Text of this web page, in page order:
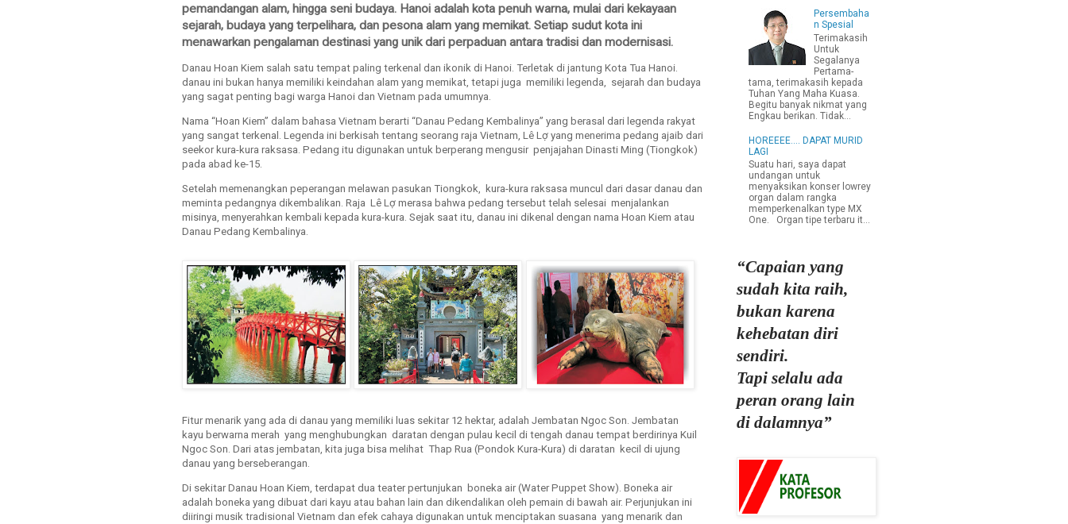
pemandangan alam, hingga seni budaya. Hanoi adalah kota penuh warna, mulai dari kekayaan
sejarah, budaya yang terpelihara, dan pesona alam yang memikat. Setiap sudut kota ini
menawarkan pengalaman destinasi yang unik dari perpaduan antara tradisi dan modernisasi.
Danau Hoan Kiem salah satu tempat paling terkenal dan ikonik di Hanoi. Terletak di jantung Kota Tua Hanoi.
danau ini bukan hanya memiliki keindahan alam yang memikat, tetapi juga memiliki legenda, sejarah dan budaya
yang sagat penting bagi warga Hanoi dan Vietnam pada umumnya.
Nama “Hoan Kiem” dalam bahasa Vietnam berarti “Danau Pedang Kembalinya” yang berasal dari legenda rakyat
yang sangat terkenal. Legenda ini berkisah tentang seorang raja Vietnam, Lê Lợ yang menerima pedang ajaib dari
seekor kura-kura raksasa. Pedang itu digunakan untuk berperang mengusir penjajahan Dinasti Ming (Tiongkok)
pada abad ke-15.
Setelah memenangkan peperangan melawan pasukan Tiongkok, kura-kura raksasa muncul dari dasar danau dan
meminta pedangnya dikembalikan. Raja Lê Lợ merasa bahwa pedang tersebut telah selesai menjalankan
misinya, menyerahkan kembali kepada kura-kura. Sejak saat itu, danau ini dikenal dengan nama Hoan Kiem atau
Danau Pedang Kembalinya.
Fitur menarik yang ada di danau yang memiliki luas sekitar 12 hektar, adalah Jembatan Ngoc Son. Jembatan
kayu berwarna merah yang menghubungkan daratan dengan pulau kecil di tengah danau tempat berdirinya Kuil
Ngoc Son. Dari atas jembatan, kita juga bisa melihat Thap Rua (Pondok Kura-Kura) di daratan kecil di ujung
danau yang berseberangan.
Di sekitar Danau Hoan Kiem, terdapat dua teater pertunjukan boneka air (Water Puppet Show). Boneka air
adalah boneka yang dibuat dari kayu atau bahan lain dan dikendalikan oleh pemain di bawah air. Perjunjukan ini
diiringi musik tradisional Vietnam dan efek cahaya digunakan untuk menciptakan suasana yang menarik dan
Persembaha
n Spesial
Terimakasih
Untuk
Segalanya
Pertama-
tama, terimakasih kepada
Tuhan Yang Maha Kuasa.
Begitu banyak nikmat yang
Engkau berikan. Tidak...
HOREEEE.... DAPAT MURID
LAGI
Suatu hari, saya dapat
undangan untuk
menyaksikan konser lowrey
organ dalam rangka
memperkenalkan type MX
One. Organ tipe terbaru it...
“Capaian yang
sudah kita raih,
bukan karena
kehebatan diri
sendiri.
Tapi selalu ada
peran orang lain
di dalamnya”